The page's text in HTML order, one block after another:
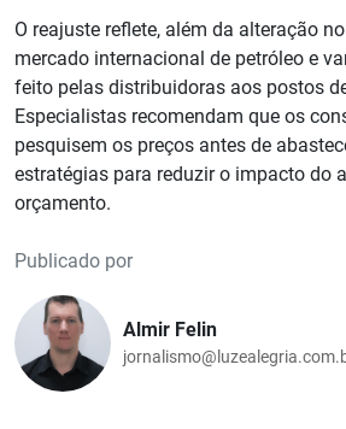
O reajuste reflete, além da alteração
mercado internacional de petróleo e
feito pelas distribuidoras aos postos
Especialistas recomendam que os
pesquisem os preços antes de
estratégias para reduzir o impacto do
orçamento.
Publicado por
Almir Felin